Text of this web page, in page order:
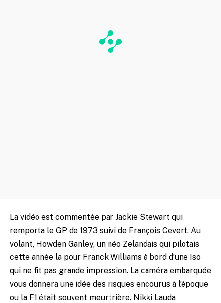
La vidéo est commentée par Jackie Stewart qui
remporta le GP de 1973 suivi de François Cevert. Au
volant, Howden Ganley, un néo Zelandais qui pilotais
cette année la pour Franck Williams à bord d’une Iso
qui ne fit pas grande impression. La caméra embarquée
vous donnera une idée des risques encourus à l’époque
ou la F1 était souvent meurtrière. Nikki Lauda